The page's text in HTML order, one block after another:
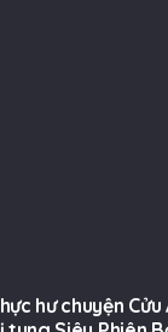
hư chuyện Cửu